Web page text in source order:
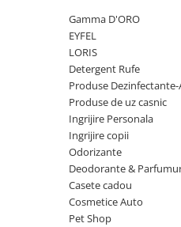
Betisoare 120 ml
EYFEL Spray Odorizant 400 ml
LORIS Odorizant cu Betisoare
Detergent Rufe
Detergent Rufe
Apret & solutii speciale
Gamma D'ORO
EYFEL
LORIS
Detergent Rufe
Produse
Produse de uz casnic
Ingrijire Personala
Ingrijire copii
Odorizante
Deodorante &
Casete cadou
Cosmetice Auto
Pet Shop